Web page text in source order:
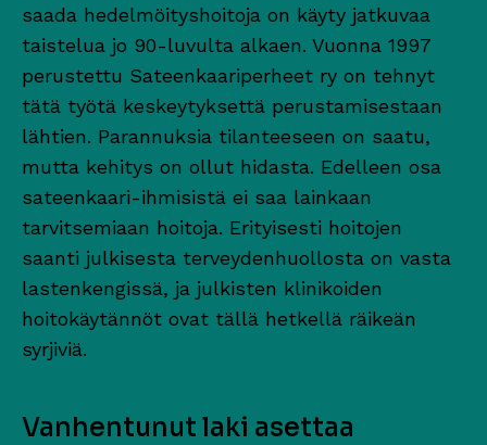
saada hedelmöityshoitoja on käyty jatkuvaa
taistelua jo 90-luvulta alkaen. Vuonna 1997
perustettu Sateenkaariperheet ry on tehnyt
tätä työtä keskeytyksettä perustamisestaan
lähtien. Parannuksia tilanteeseen on saatu,
mutta kehitys on ollut hidasta. Edelleen osa
sateenkaari-ihmisistä ei saa lainkaan
tarvitsemiaan hoitoja. Erityisesti hoitojen
saanti julkisesta terveydenhuollosta on vasta
lastenkengissä, ja julkisten klinikoiden
hoitokäytännöt ovat tällä hetkellä räikeän
syrjiviä.
Vanhentunut laki asettaa